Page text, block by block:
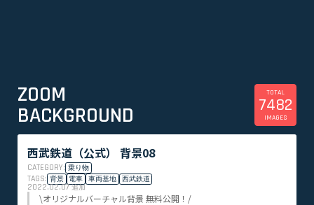
ZOOM
BACKGROUND
TOTAL
7482
IMAGES
西武鉄道（公式） 背景08
CATEGORY: 乗り物
TAGS: 背景 電車 車両基地 西武鉄道
2022.02.07追加
\オリジナルバーチャル背景 無料公開！/